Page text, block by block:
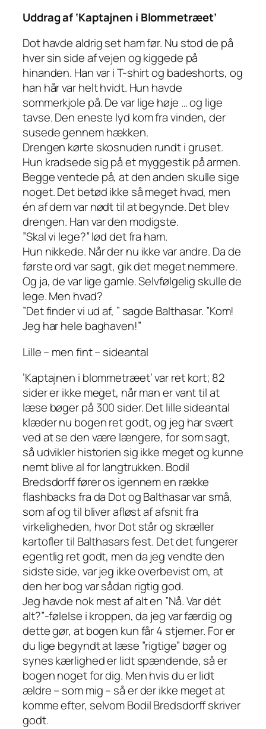
Uddrag af ‘Kaptajnen i Blommetræet’
Dot havde aldrig set ham før. Nu stod de på
hver sin side af vejen og kiggede på
hinanden. Han var i T-shirt og badeshorts, og
han hår var helt hvidt. Hun havde
sommerkjole på. De var lige høje … og lige
tavse. Den eneste lyd kom fra vinden, der
susede gennem hækken.
Drengen kørte skosnuden rundt i gruset.
Hun kradsede sig på et myggestik på armen.
Begge ventede på, at den anden skulle sige
noget. Det betød ikke så meget hvad, men
én af dem var nødt til at begynde. Det blev
drengen. Han var den modigste.
”Skal vi lege?” lød det fra ham.
Hun nikkede. Når der nu ikke var andre. Da de
første ord var sagt, gik det meget nemmere.
Og ja, de var lige gamle. Selvfølgelig skulle de
lege. Men hvad?
”Det finder vi ud af, ” sagde Balthasar. ”Kom!
Jeg har hele baghaven!”
Lille – men fint – sideantal
’Kaptajnen i blommetræet’ var ret kort; 82
sider er ikke meget, når man er vant til at
læse bøger på 300 sider. Det lille sideantal
klæder nu bogen ret godt, og jeg har svært
ved at se den være længere, for som sagt,
så udvikler historien sig ikke meget og kunne
nemt blive al for langtrukken. Bodil
Bredsdorff fører os igennem en række
flashbacks fra da Dot og Balthasar var små,
som af og til bliver afløst af afsnit fra
virkeligheden, hvor Dot står og skræller
kartofler til Balthasars fest. Det det fungerer
egentlig ret godt, men da jeg vendte den
sidste side, var jeg ikke overbevist om, at
den her bog var sådan rigtig god.
Jeg havde nok mest af alt en ”Nå. Var dét
alt?”-følelse i kroppen, da jeg var færdig og
dette gør, at bogen kun får 4 stjerner. For er
du lige begyndt at læse ”rigtige” bøger og
synes kærlighed er lidt spændende, så er
bogen noget for dig. Men hvis du er lidt
ældre – som mig – så er der ikke meget at
komme efter, selvom Bodil Bredsdorff skriver
godt.